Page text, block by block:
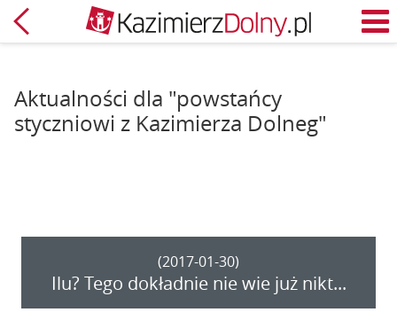
Powrót
Aktualności dla "powstańcy
styczniowi z Kazimierza Dolneg"
(2017-01-30)
Ilu? Tego dokładnie nie wie już nikt...